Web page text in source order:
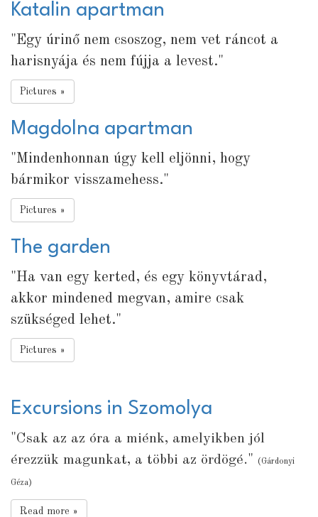
Katalin apartman
"Egy úrinő nem csoszog, nem vet ráncot a
harisnyája és nem fújja a levest."
Pictures »
Magdolna apartman
"Mindenhonnan úgy kell eljönni, hogy
bármikor visszamehess."
Pictures »
The garden
"Ha van egy kerted, és egy könyvtárad,
akkor mindened megvan, amire csak
szükséged lehet."
Pictures »
Excursions in Szomolya
"Csak az az óra a miénk, amelyikben jól
érezzük magunkat, a többi az ördögé. " (Gárdonyi
Géza)
Read more »